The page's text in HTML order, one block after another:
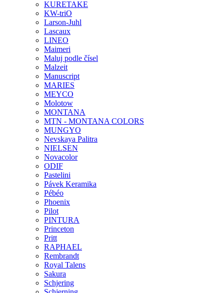
KURETAKE
KW-triO
Larson-Juhl
Lascaux
LINEO
Maimeri
Maluj podle čísel
Malzeit
Manuscript
MARIES
MEYCO
Molotow
MONTANA
MTN - MONTANA COLORS
MUNGYO
Nevskaya Palitra
NIELSEN
Novacolor
ODIF
Pastelini
Pávek Keramika
Pébéo
Phoenix
Pilot
PINTURA
Princeton
Pritt
RAPHAEL
Rembrandt
Royal Talens
Sakura
Schjering